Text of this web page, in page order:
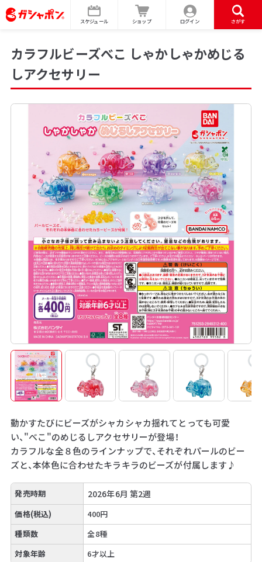
スケジュール ショップ ログイン さがす
カラフルビーズべこ しゃかしゃかめじる
しアクセサリー
動かすたびにビーズがシャカシャカ揺れてとっても可愛
い、"べこ"のめじるしアクセサリーが登場！
カラフルな全８色のラインナップで、それぞれパールのビー
ズと、本体色に合わせたキラキラのビーズが付属します♪
発売時期 2026年6月 第2週
価格(税込)
400円
種類数
全8種
対象年齢
6才以上